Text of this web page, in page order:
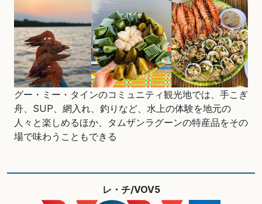
グー・ミー・タインのコミュニティ観光地では、手こぎ
舟、SUP、網入れ、釣りなど、水上の体験を地元の
人々と楽しめるほか、タムザンラグーンの特産品をその
場で味わうこともできる
レ・チ/VOV5